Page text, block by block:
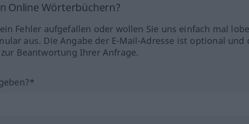
Online Wörterbüchern?
Fehler aufgefallen oder wollen Sie uns einfach mal
aus. Die Angabe der E-Mail-Adresse ist optional und
Beantwortung Ihrer Anfrage.